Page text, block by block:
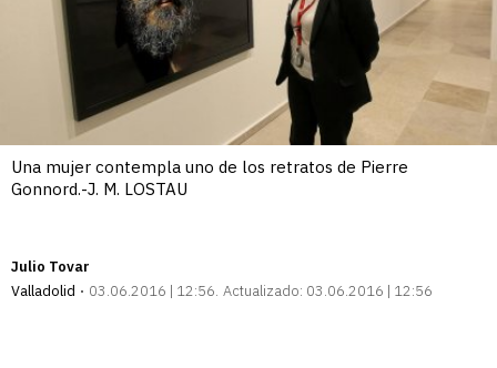
Una mujer contempla uno de los retratos de Pierre
Gonnord.-J. M. LOSTAU
Julio Tovar
Valladolid
03.06.2016 | 12:56 Actualizado: 03.06.2016 | 12:56